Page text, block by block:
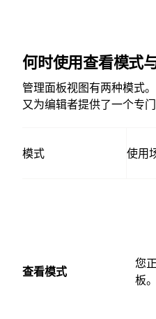
何时使用查看模式
管理面板视图有两种模式
又为编辑者提供了一个专
模式 使用
查看模式
您
板。